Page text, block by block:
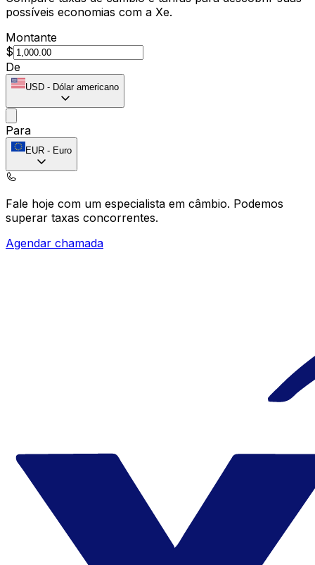
possíveis economias com a Xe.
Montante
$
De
USD - Dólar americano
Para
EUR - Euro
Fale hoje com um especialista em câmbio. Podemos
superar taxas concorrentes.
Agendar chamada